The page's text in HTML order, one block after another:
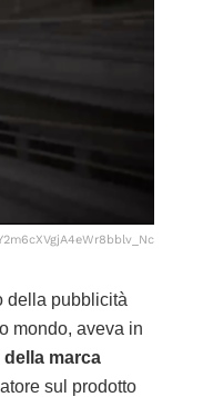
della pubblicità
mondo, aveva in
marca
sul prodotto